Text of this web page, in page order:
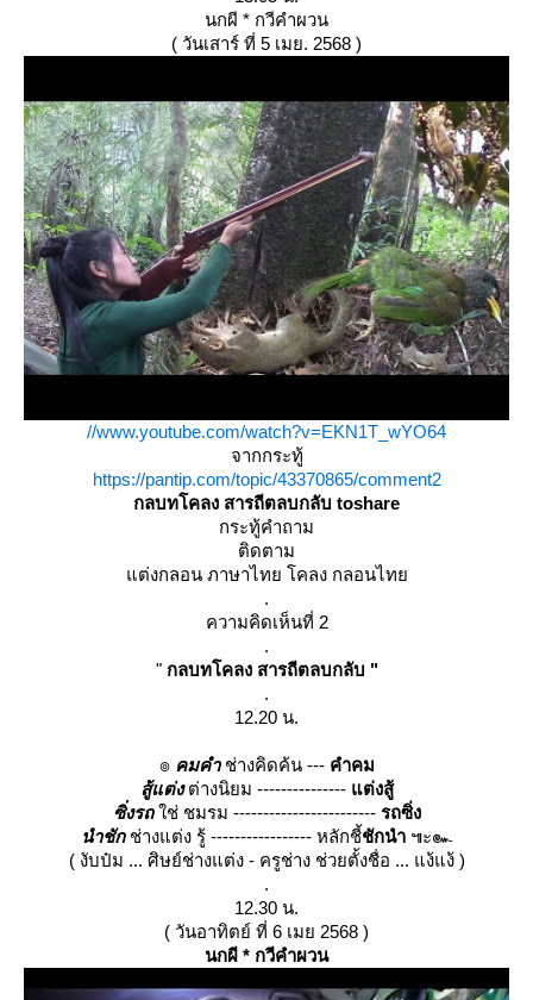
นกผี * กวีคำผวน
( วันเสาร์ ที่ 5 เมย. 2568 )
//www.youtube.com/watch?v=EKN1T_wYO64
จากกระทู้
https://pantip.com/topic/43370865/comment2
กลบทโคลง สารถีตลบกลับ toshare
กระทู้คำถาม
ติดตาม
ต่งกลอน ภาษาไทย โคลง กลอนไท
.
ความคิดเห็นที่ 2
.
" กลบทโคลง สารถีตลบกลับ "
.
12.20 น.
๏ คมคำ ช่างคิดค้น --- คำคม
สู้แต่งต่างนิยม --------------- ต่งสู้
ซิ่งรถช่ ชมรม ------------------------ รถซิ่ง
นำชักช่างแต่ง รู้ ----------------- หลักชี้ชักนำ ๚ะ๛
( งับป๋ม ... ศิษย์ช่างแต่ง - ครูช่าง ช่วยตั้งชื่อ ... แง้แง้ )
.
12.30 น.
( วันอาทิตย์ ที่ 6 เมย 2568 )
นกผี * กวีคำผวน